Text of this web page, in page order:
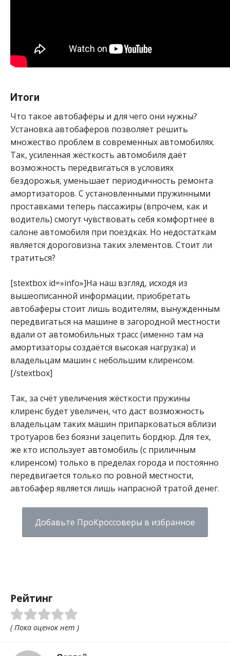
Итоги
Что такое автобаферы и для чего они нужны?
Установка автобаферов позволяет решить
множество проблем в современных автомобилях.
Так, усиленная жёсткость автомобиля даёт
возможность передвигаться в условиях
бездорожья, уменьшает периодичность ремонта
амортизаторов. С установленными пружинными
проставками теперь пассажиры (впрочем, как и
водитель) смогут чувствовать себя комфортнее в
салоне автомобиля при поездках. Но недостаткам
является дороговизна таких элементов. Стоит ли
тратиться?
[stextbox id=»info»]На наш взгляд, исходя из
вышеописанной информации, приобретать
автобаферы стоит лишь водителям, вынужденным
передвигаться на машине в загородной местности
вдали от автомобильных трасс (именно там на
амортизаторы создаётся высокая нагрузка) и
владельцам машин с небольшим клиренсом.
[/stextbox]
Так, за счёт увеличения жёсткости пружины
клиренс будет увеличен, что даст возможность
владельцам таких машин припарковаться вблизи
тротуаров без боязни зацепить бордюр. Для тех,
же кто использует автомобиль (с приличным
клиренсом) только в пределах города и постоянно
передвигается только по ровной местности,
автобафер является лишь напрасной тратой денег.
Добавьте ПроКроссоверы в избранное
Рейтинг
( Пока оценок нет )